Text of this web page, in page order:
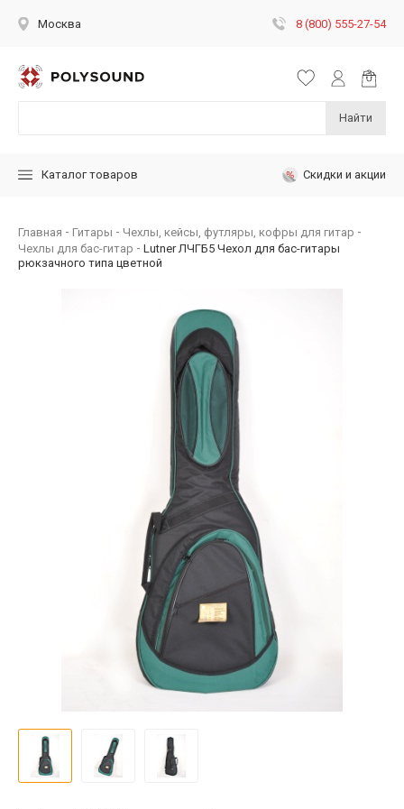
Москва 8 (800) 555-27-54
Найти
Каталог товаров Скидки и акции
Главная Гитары
Чехлы, кейсы, футляры, кофры для гитар
Чехлы для бас-гитар
Lutner ЛЧГБ5 Чехол для бас-гитары
рюкзачного типа цветной